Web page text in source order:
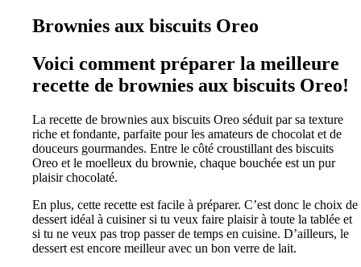
Brownies aux biscuits Oreo
Voici comment préparer la meilleure
recette de brownies aux biscuits Oreo!
La recette de brownies aux biscuits Oreo séduit par sa texture
riche et fondante, parfaite pour les amateurs de chocolat et de
douceurs gourmandes. Entre le côté croustillant des biscuits
Oreo et le moelleux du brownie, chaque bouchée est un pur
plaisir chocolaté.
En plus, cette recette est facile à préparer. C’est donc le choix de
dessert idéal à cuisiner si tu veux faire plaisir à toute la tablée et
si tu ne veux pas trop passer de temps en cuisine. D’ailleurs, le
dessert est encore meilleur avec un bon verre de lait.